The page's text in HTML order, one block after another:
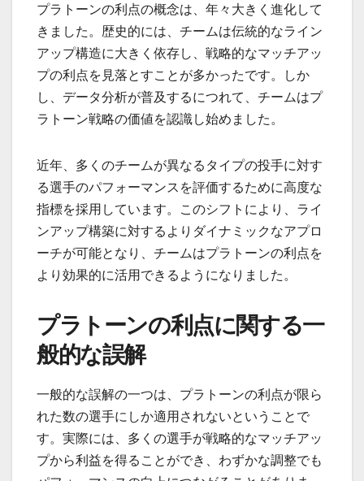
プラトーンの利点の概念は、年々大きく進化して
きました。歴史的には、チームは伝統的なライン
アップ構造に大きく依存し、戦略的なマッチアッ
プの利点を見落とすことが多かったです。しか
し、データ分析が普及するにつれて、チームはプ
ラトーン戦略の価値を認識し始めました。
近年、多くのチームが異なるタイプの投手に対す
る選手のパフォーマンスを評価するために高度な
指標を採用しています。このシフトにより、ライ
ンアップ構築に対するよりダイナミックなアプロ
ーチが可能となり、チームはプラトーンの利点を
より効果的に活用できるようになりました。
プラトーンの利点に関する一
般的な誤解
一般的な誤解の一つは、プラトーンの利点が限ら
れた数の選手にしか適用されないということで
す。実際には、多くの選手が戦略的なマッチアッ
プから利益を得ることができ、わずかな調整でも